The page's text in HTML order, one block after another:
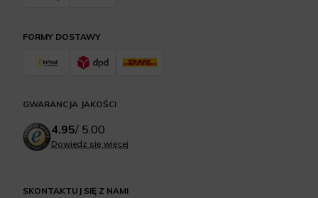
SKONTAKTUJ SIĘ Z NAMI
FORMY DOSTAWY
GWARANCJA JAKOŚCI
4.95/ 5.00
Dowiedz się więcej